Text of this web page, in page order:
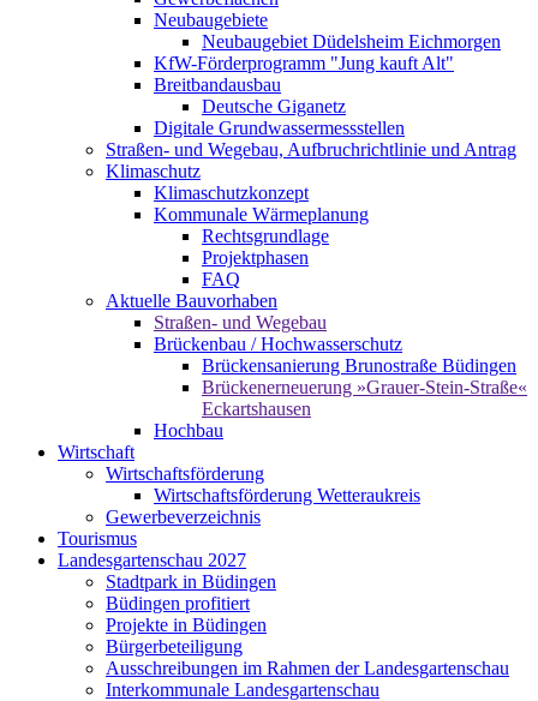
Neubaugebiete
Neubaugebiet Düdelsheim Eichmorgen
KfW-Förderprogramm "Jung kauft Alt"
Breitbandausbau
Deutsche Giganetz
Digitale Grundwassermessstellen
Straßen- und Wegebau, Aufbruchrichtlinie und Antrag
Klimaschutz
Klimaschutzkonzept
Kommunale Wärmeplanung
Rechtsgrundlage
Projektphasen
FAQ
Aktuelle Bauvorhaben
Straßen- und Wegebau
Brückenbau / Hochwasserschutz
Brückensanierung Brunostraße Büdingen
Brückenerneuerung »Grauer-Stein-Straße«
Eckartshausen
Hochbau
Wirtschaft
Wirtschaftsförderung
Wirtschaftsförderung Wetteraukreis
Gewerbeverzeichnis
Tourismus
Landesgartenschau 2027
Stadtpark in Büdingen
Büdingen profitiert
Projekte in Büdingen
Bürgerbeteiligung
Ausschreibungen im Rahmen der Landesgartenschau
Interkommunale Landesgartenschau